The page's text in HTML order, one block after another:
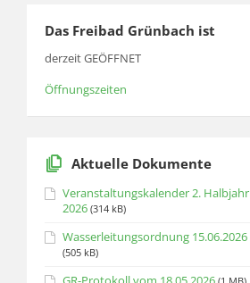
Das Freibad Grünbach ist
derzeit GEÖFFNET
Öffnungszeiten
Aktuelle Dokumente
Veranstaltungskalender 2. Halbjahr
2026 (314 kB)
Wasserleitungsordnung 15.06.2026
(505 kB)